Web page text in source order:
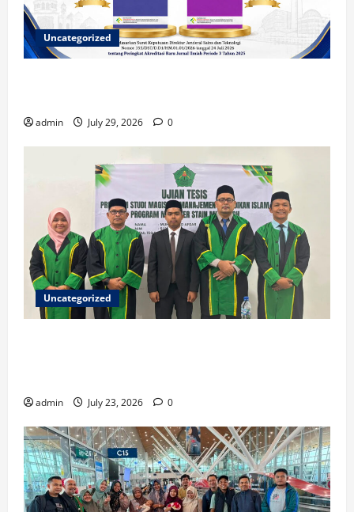
Uncategorized
admin July 29, 2026 0
Uncategorized
admin July 23, 2026 0